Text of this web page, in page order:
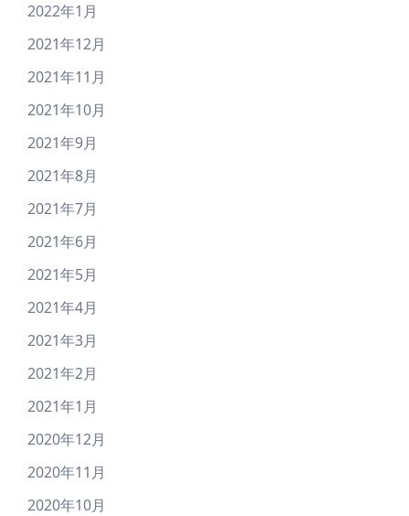
2022年1月
2021年12月
2021年11月
2021年10月
2021年9月
2021年8月
2021年7月
2021年6月
2021年5月
2021年4月
2021年3月
2021年2月
2021年1月
2020年12月
2020年11月
2020年10月